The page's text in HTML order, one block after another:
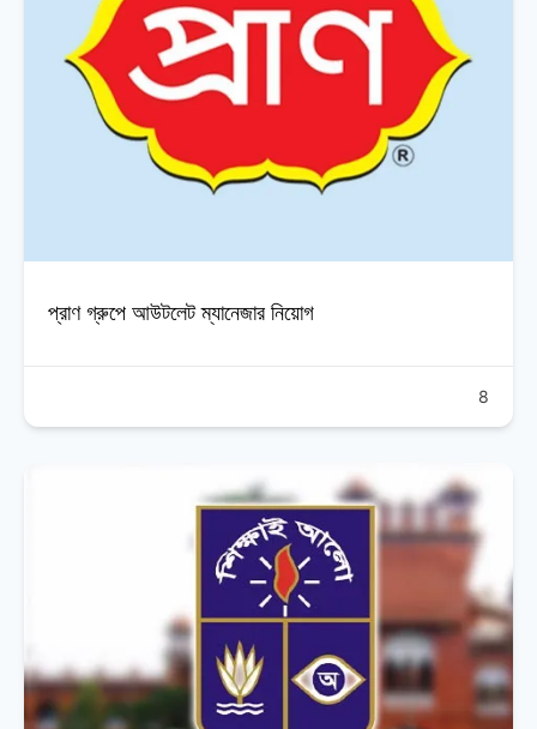
প্রাণ গ্রুপে আউটলেট ম্যানেজার নিয়োগ
8